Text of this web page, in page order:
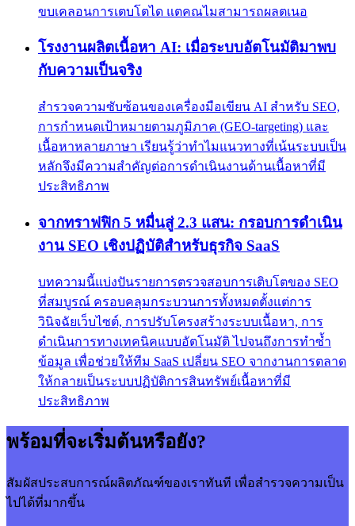
ขบเคลอนการเตบโตได แตคณไมสามารถผลตเนอ
โรงงานผลิตเนื้อหา AI: เมื่อระบบอัตโนมัติมาพบ
กับความเป็นจริง
สำรวจความซับซ้อนของเครื่องมือเขียน AI สำหรับ SEO,
การกำหนดเป้าหมายตามภูมิภาค (GEO-targeting) และ
เนื้อหาหลายภาษา เรียนรู้ว่าทำไมแนวทางที่เน้นระบบเป็น
หลักจึงมีความสำคัญต่อการดำเนินงานด้านเนื้อหาที่มี
ประสิทธิภาพ
จากทราฟฟิก 5 หมื่นสู่ 2.3 แสน: กรอบการดำเนิน
งาน SEO เชิงปฏิบัติสำหรับธุรกิจ SaaS
บทความนี้แบ่งปันรายการตรวจสอบการเติบโตของ SEO
ที่สมบูรณ์ ครอบคลุมกระบวนการทั้งหมดตั้งแต่การ
วินิจฉัยเว็บไซต์, การปรับโครงสร้างระบบเนื้อหา, การ
ดำเนินการทางเทคนิคแบบอัตโนมัติ ไปจนถึงการทำซ้ำ
ข้อมูล เพื่อช่วยให้ทีม SaaS เปลี่ยน SEO จากงานการตลาด
ให้กลายเป็นระบบปฏิบัติการสินทรัพย์เนื้อหาที่มี
ประสิทธิภาพ
พร้อมที่จะเริ่มต้นหรือยัง?
สัมผัสประสบการณ์ผลิตภัณฑ์ของเราทันที เพื่อสำรวจความเป็น
ไปได้ที่มากขึ้น